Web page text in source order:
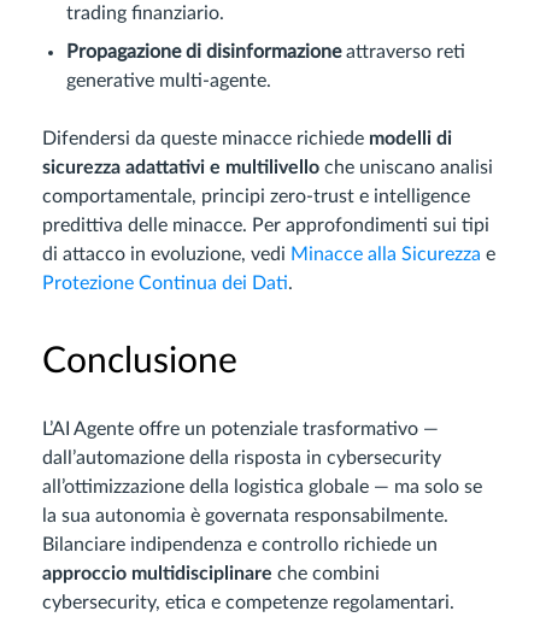
trading finanziario.
Propagazione di disinformazioneattraverso reti
generative multi-agente.
Difendersi da queste minacce richiede modelli di
sicurezza adattativi e multilivello che uniscano analisi
comportamentale, principi zero-trust e intelligence
predittiva delle minacce. Per approfondimenti sui tipi
di attacco in evoluzione, vedi Minacce alla Sicurezza e
Protezione Continua dei Dati.
Conclusione
L’AI Agente offre un potenziale trasformativo —
dall’automazione della risposta in cybersecurity
all’ottimizzazione della logistica globale — ma solo se
la sua autonomia è governata responsabilmente.
Bilanciare indipendenza e controllo richiede un
approccio multidisciplinare che combini
cybersecurity, etica e competenze regolamentari.